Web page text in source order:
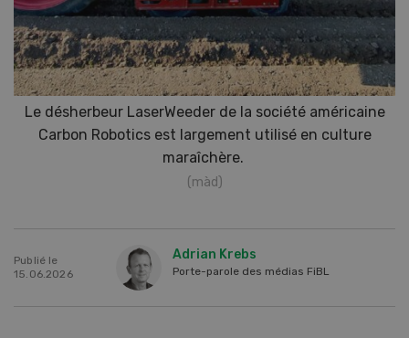
Le désherbeur LaserWeeder de la société américaine
Carbon Robotics est largement utilisé en culture
maraîchère.
(màd)
Publié le
15.06.2026
Adrian Krebs
Porte-parole des médias FiBL